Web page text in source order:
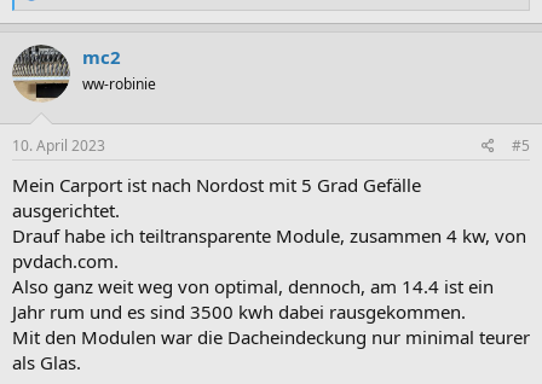
e
a
k
t
i
o
n
e
:
mc2
ww-robinie
10. April 2023 #5
Mein Carport ist nach Nordost mit 5 Grad Gefälle
ausgerichtet.
Drauf habe ich teiltransparente Module, zusammen 4 kw, von
pvdach.com.
Also ganz weit weg von optimal, dennoch, am 14.4 ist ein
Jahr rum und es sind 3500 kwh dabei rausgekommen.
Mit den Modulen war die Dacheindeckung nur minimal teurer
als Glas.